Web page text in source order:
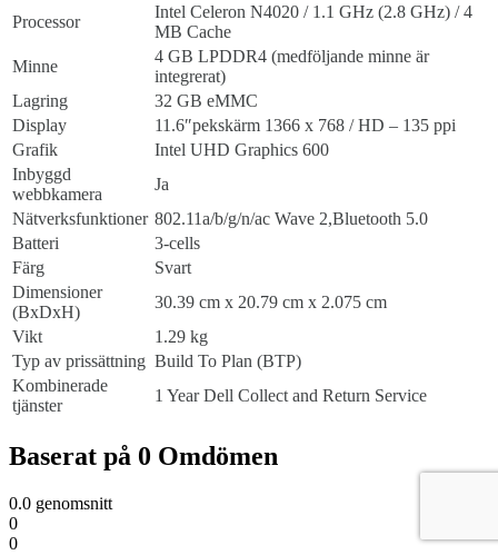
Processor
Intel Celeron N4020 / 1.1 GHz (2.8 GHz) / 4
MB Cache
Minne
4 GB LPDDR4 (medföljande minne är
integrerat)
Lagring
32 GB eMMC
Display
11.6″pekskärm 1366 x 768 / HD – 135 ppi
Grafik
Intel UHD Graphics 600
Inbyggd
webbkamera
Ja
Nätverksfunktioner 802.11a/b/g/n/ac Wave 2,Bluetooth 5.0
Batteri
3-cells
Färg
Svart
Dimensioner
(BxDxH)
30.39 cm x 20.79 cm x 2.075 cm
Vikt
1.29 kg
Typ av prissättning Build To Plan (BTP)
Kombinerade
tjänster
1 Year Dell Collect and Return Service
Baserat på 0 Omdömen
0.0 genomsnitt
0
0